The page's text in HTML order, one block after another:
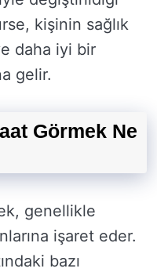
kişinin sağlık
daha iyi bir
gelir.
Görmek Ne
genellikle
işaret eder.
bazı